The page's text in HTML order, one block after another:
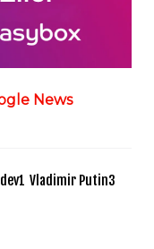
News
1 Vladimir Putin3